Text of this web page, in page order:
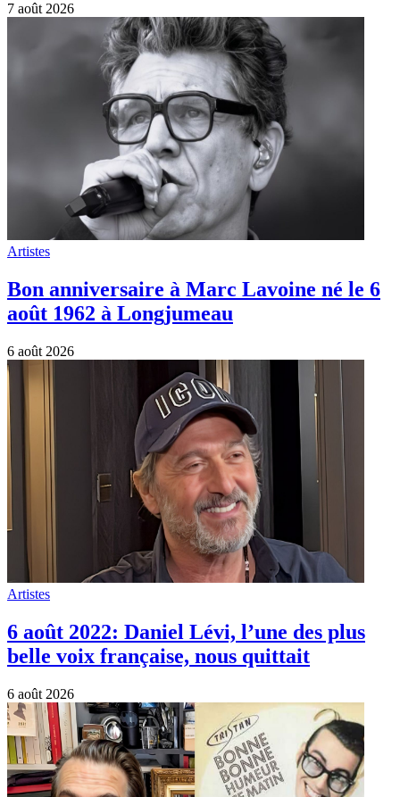
7 août 2026
Artistes
Bon anniversaire à Marc Lavoine né le 6
août 1962 à Longjumeau
6 août 2026
Artistes
6 août 2022: Daniel Lévi, l’une des plus
belle voix française, nous quittait
6 août 2026